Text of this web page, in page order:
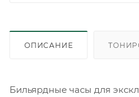
ОПИСАНИЕ
Бильярдные часы для